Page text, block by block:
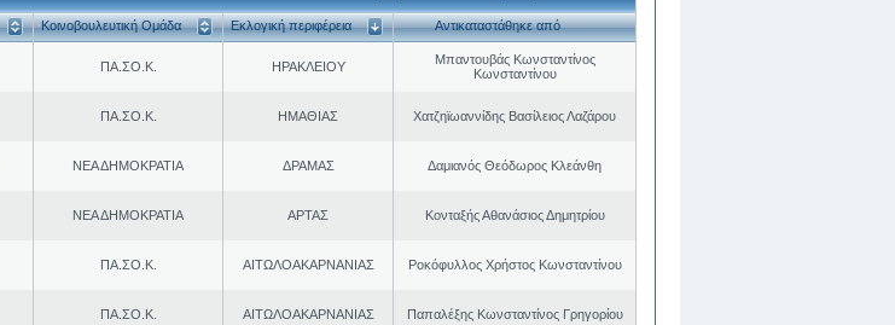
Κοινοβουλευτική Ομάδα Εκλογική περιφέρεια Αντικαταστάθηκε από
ΠΑ.ΣΟ.Κ. ΗΡΑΚΛΕΙΟΥ
Μπαντουβάς Κωνσταντίνος
Κωνσταντίνου
ΠΑ.ΣΟ.Κ. ΗΜΑΘΙΑΣ Χατζηϊωαννίδης Βασίλειος Λαζάρου
ΝΕΑ ΔΗΜΟΚΡΑΤΙΑ ΔΡΑΜΑΣ Δαμιανός Θεόδωρος Κλεάνθη
ΝΕΑ ΔΗΜΟΚΡΑΤΙΑ ΑΡΤΑΣ Κονταξής Αθανάσιος Δημητρίου
ΠΑ.ΣΟ.Κ. ΑΙΤΩΛΟΑΚΑΡΝΑΝΙΑΣ Ροκόφυλλος Χρήστος Κωνσταντίνου
ΠΑ.ΣΟ.Κ. ΑΙΤΩΛΟΑΚΑΡΝΑΝΙΑΣ Παπαλέξης Κωνσταντίνος Γρηγορίου